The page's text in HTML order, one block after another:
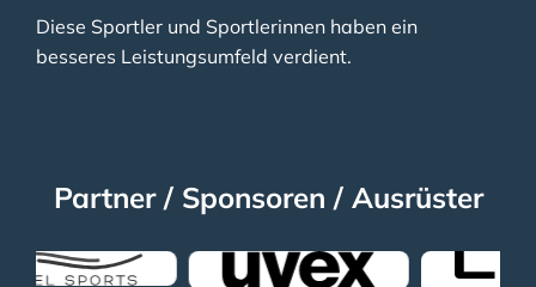
Diese Sportler und Sportlerinnen haben ein
besseres Leistungsumfeld verdient.
Partner / Sponsoren / Ausrüster